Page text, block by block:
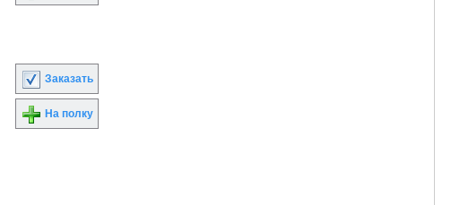
Заказать
На полку